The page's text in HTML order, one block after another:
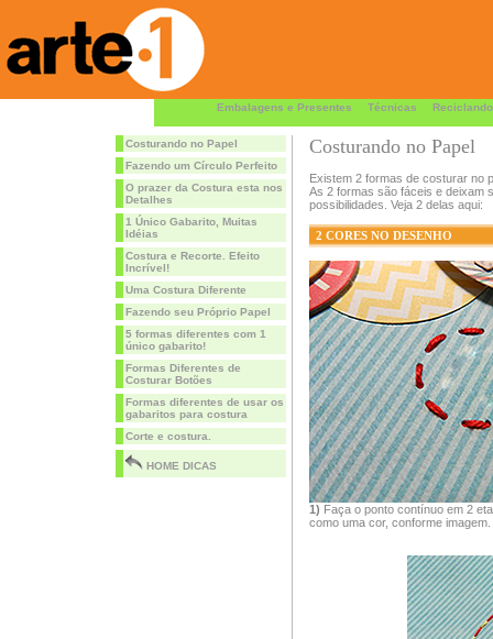
Embalagens e Presentes Técnicas Reciclando
Costurando no Papel
Fazendo um Círculo Perfeito
O prazer da Costura esta nos
Detalhes
1 Único Gabarito, Muitas
Idéias
Costura e Recorte. Efeito
Incrível!
Uma Costura Diferente
Fazendo seu Próprio Papel
5 formas diferentes com 1
único gabarito!
Formas Diferentes de
Costurar Botões
Formas diferentes de usar os
gabaritos para costura
Corte e costura.
HOME DICAS
Costurando no Papel
Existem 2 formas de costurar no
As 2 formas são fáceis e deixam
possibilidades. Veja 2 delas aqui:
2 CORES NO DESENHO
1) Faça o ponto contínuo em 2
como uma cor, conforme imagem.